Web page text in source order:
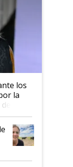
los
la
de
un